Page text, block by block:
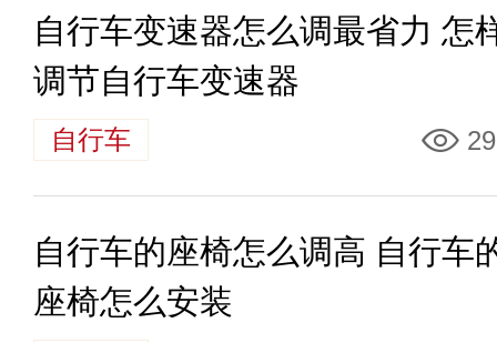
自行车变速器怎么调最省力 怎
调节自行车变速器
自行车
自行车的座椅怎么调高 自行车
座椅怎么安装